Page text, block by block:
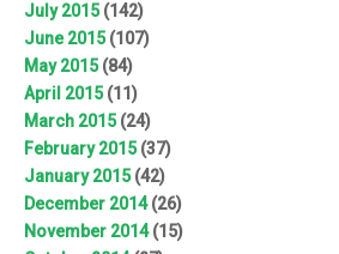
July 2015(142)
June 2015(107)
May 2015(84)
April 2015(11)
March 2015(24)
February 2015(37)
January 2015(42)
December 2014(26)
November 2014(15)